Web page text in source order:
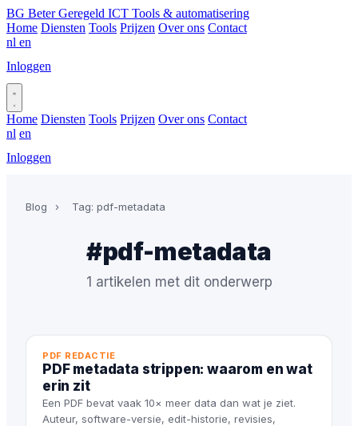
BG Beter Geregeld ICT Tools & automatisering
Home Diensten Tools Prijzen Over ons Contact
nl en
Inloggen
Home Diensten Tools Prijzen Over ons Contact
nl en
Inloggen
Blog › Tag: pdf-metadata
#pdf-metadata
1 artikelen met dit onderwerp
PDF REDACTIE
PDF metadata strippen: waarom en wat
erin zit
Een PDF bevat vaak 10× meer data dan wat je ziet.
Auteur, software-versie, edit-historie, revisies,